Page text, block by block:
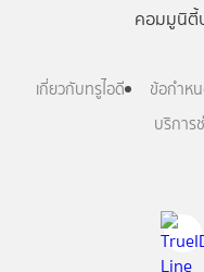
คอมมูนิตี้
เกี่ยวกับทรูไอดี ข้อกำหน
บริการ